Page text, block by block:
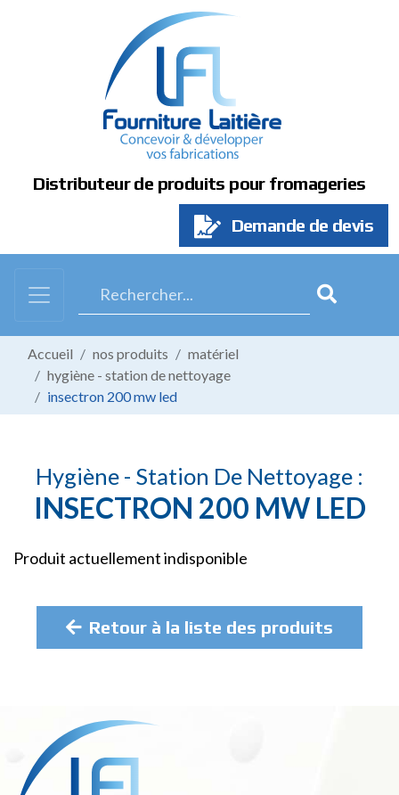
Distributeur de produits pour fromageries
Demande de devis
Accueil nos produits
matériel
hygiène - station de nettoyage
insectron 200 mw led
Hygiène - Station De Nettoyage :
INSECTRON 200 MW LED
Produit actuellement indisponible
Retour à la liste des produits
Panneau de gestion des cookies